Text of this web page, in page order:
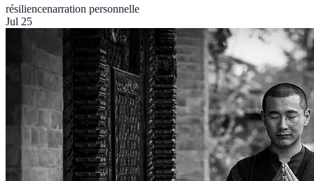
résiliencenarration personnelle
Jul 25